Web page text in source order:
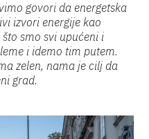
govori da energetska
izvori energije kao
smo svi upućeni i
i idemo tim putem.
zelen, nama je cilj da
grad.